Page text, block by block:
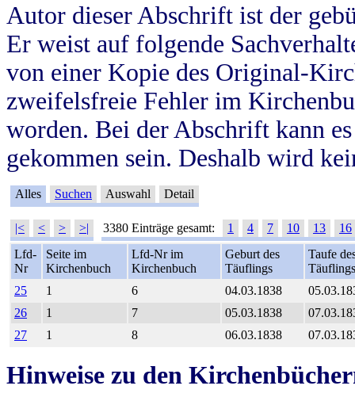
Autor dieser Abschrift ist der
Er weist auf folgende
von einer Kopie des Original-
zweifelsfreie Fehler im
worden. Bei der Abschrift kann
gekommen sein. Deshalb wird
Alles Suchen Auswahl Detail
|< < > >| 3380 Einträge gesamt: 1 4 7 10 13
16
Lfd-
Nr
Seite im
Kirchenbuch
Lfd-Nr im
Kirchenbuch
Geburt des
Täuflings
Taufe
Täuflings
25
1 6 04.03.1838
26
1 7 05.03.1838
27
1 8 06.03.1838
Hinweise zu den